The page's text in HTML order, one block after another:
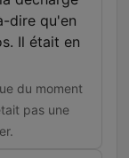
dire qu'en
Il était en
du moment
pas une